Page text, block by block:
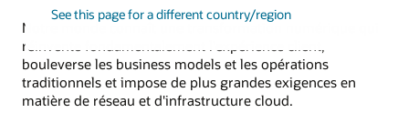
See this page for a different country/region
Notre monde connaît une transformation numérique qui
réinvente fondamentalement l'expérience client,
bouleverse les business models et les opérations
traditionnels et impose de plus grandes exigences en
matière de réseau et d'infrastructure cloud.